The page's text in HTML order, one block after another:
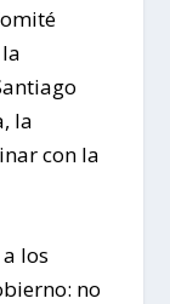
la
con la
los
no